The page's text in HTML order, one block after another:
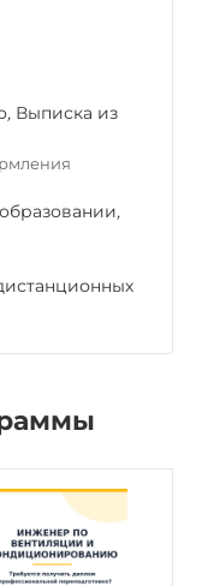
, Выписка из
,